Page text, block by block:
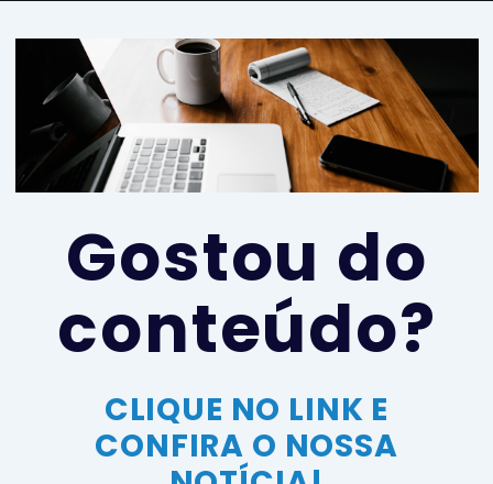
CLIQUE NO LINK E
CONFIRA O NOSSA
Gostou do
conteúdo?